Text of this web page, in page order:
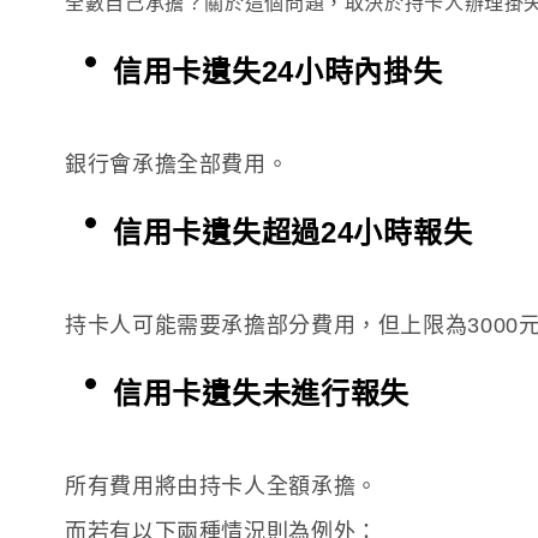
信用卡遺失24小時內掛失
銀行會承擔全部費用。
信用卡遺失超過24小時報失
持卡人可能需要承擔部分費用，但上限為3000元
信用卡遺失未進行報失
所有費用將由持卡人全額承擔。
而若有以下兩種情況則為例外：